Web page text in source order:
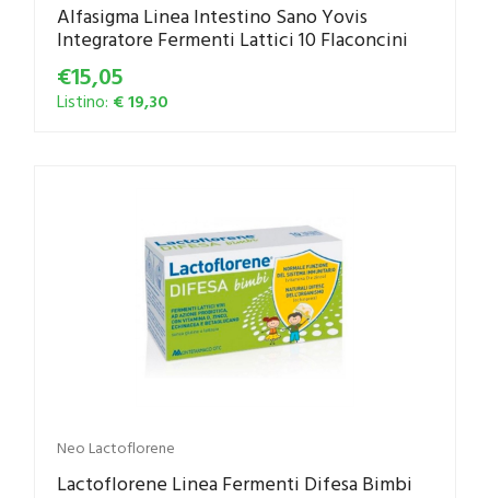
Alfasigma Linea Intestino Sano Yovis
Integratore Fermenti Lattici 10 Flaconcini
€15,05
Listino: € 19,30
Neo Lactoflorene
Lactoflorene Linea Fermenti Difesa Bimbi